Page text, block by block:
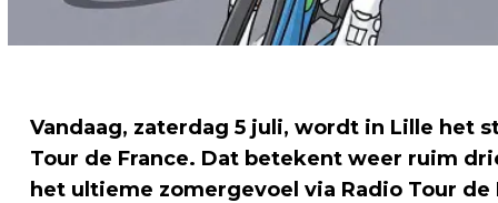
Vandaag, zaterdag 5 juli, wordt in Lille het
Tour de France. Dat betekent weer ruim
het ultieme zomergevoel via Radio Tour